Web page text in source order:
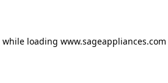
while loading www.sageappliances.com